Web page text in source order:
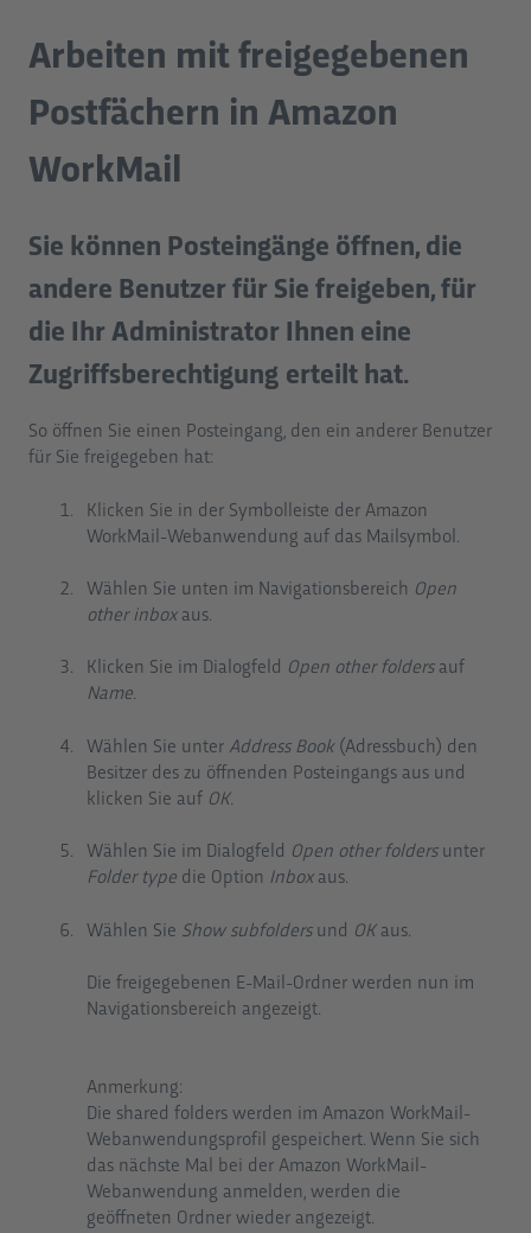
Arbeiten mit freigegebenen
Postfächern in Amazon
WorkMail
Sie können Posteingänge öffnen, die
andere Benutzer für Sie freigeben, für
die Ihr Administrator Ihnen eine
Zugriffsberechtigung erteilt hat.
So öffnen Sie einen Posteingang, den ein anderer Benutzer
für Sie freigegeben hat:
Klicken Sie in der Symbolleiste der Amazon
WorkMail-Webanwendung auf das Mailsymbol.
Wählen Sie unten im Navigationsbereich Open
other inboxaus.
Klicken Sie im Dialogfeld Open other folders auf
Name.
Wählen Sie unter Address Book (Adressbuch) den
Besitzer des zu öffnenden Posteingangs aus und
klicken Sie auf OK.
Wählen Sie im Dialogfeld Open other foldersunter
Folder type die Option Inboxaus.
Wählen Sie Show subfolders und OKaus.
Die freigegebenen E-Mail-Ordner werden nun im
Navigationsbereich angezeigt.
Anmerkung:
Die shared folders werden im Amazon WorkMail-
Webanwendungsprofil gespeichert. Wenn Sie sich
das nächste Mal bei der Amazon WorkMail-
Webanwendung anmelden, werden die
geöffneten Ordner wieder angezeigt.